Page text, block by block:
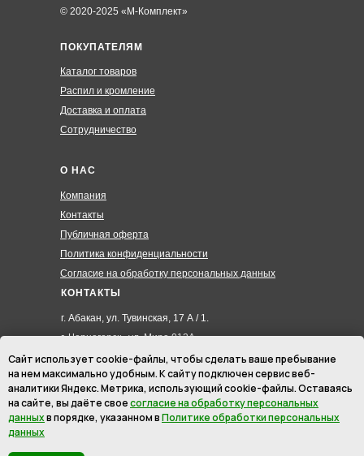
ПОКУПАТЕЛЯМ
Каталог товаров
Распил и кромление
Доставка и оплата
Сотрудничество
О НАС
Компания
Контакты
Публичная оферта
Политика конфиденциальности
Согласие на обработку персональных данных
КОНТАКТЫ
г. Абакан, ул. Тувинская, 17 А / 1.
г. Черногорск , ул. Мира 012А
8 (3902) 285-171
8 (908) 326-24-00
8 (902) 467-09-70
hmk19@mail.ru
© 2020-2025 «М-Комплект»
Сайт использует cookie-файлы, чтобы сделать ваше пребывание
на нем максимально удобным. К cайту подключен сервис веб-
аналитики Яндекс. Метрика, использующий cookie-файлы. Оставаясь
на сайте, вы даёте своесогласие на обработку персональных
данныхв порядке, указанном вПолитике обработки персональных
данных